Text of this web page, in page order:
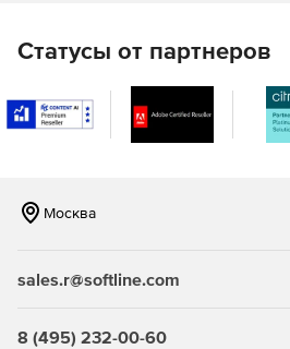
используются файлы CSV (их
Автоматический перенос прав
файлов, каталогов и общих
сохранении профилей
Сохранение проектов миграции.
командной строки.
Статусы от партнеров
Москва
sales.r@softline.com
8 (495) 232-00-60